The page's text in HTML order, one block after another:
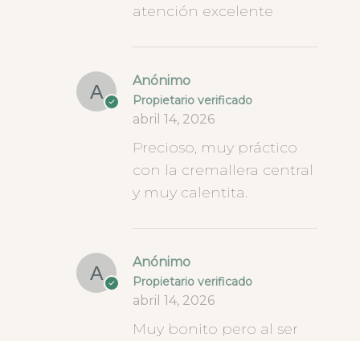
atención excelente
Anónimo
Propietario verificado
abril 14, 2026
Precioso, muy práctico
con la cremallera central
y muy calentita.
Anónimo
Propietario verificado
abril 14, 2026
Muy bonito pero al ser